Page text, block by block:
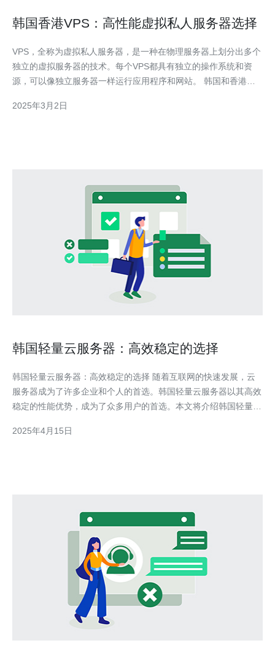
韩国香港VPS：高性能虚拟私人服务器选择
VPS，全称为虚拟私人服务器，是一种在物理服务器上划分出多个
独立的虚拟服务器的技术。每个VPS都具有独立的操作系统和资
源，可以像独立服务器一样运行应用程序和网站。 韩国和香港是
网连接。选择韩国香港VPS可以获得以下优势： 稳定的网络连
2025年3月2日
韩国轻量云服务器：高效稳定的选择
韩国轻量云服务器：高效稳定的选择 随着互联网的快速发展，云
服务器成为了许多企业和个人的首选。韩国轻量云服务器以其高效
稳定的性能优势，成为了众多用户的首选。本文将介绍韩国轻量云
采用先进的硬件和软件技术，具有出色的性能表现。首先，它的处
2025年4月15日